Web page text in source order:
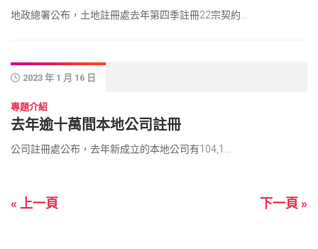
地政總署公布，土地註冊處去年第四季註冊22宗契約...
2023 年 1 月 16 日
專題介紹
去年逾十萬間本地公司註冊
公司註冊處公布，去年新成立的本地公司有104,1...
« 上一頁 下一頁 »